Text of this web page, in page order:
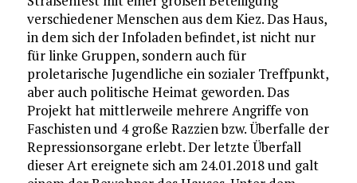
verschiedener Menschen aus dem Kiez. Das Haus,
in dem sich der Infoladen befindet, ist nicht nur
für linke Gruppen, sondern auch für
proletarische Jugendliche ein sozialer Treffpunkt,
aber auch politische Heimat geworden. Das
Projekt hat mittlerweile mehrere Angriffe von
Faschisten und 4 große Razzien bzw. Überfalle der
Repressionsorgane erlebt. Der letzte Überfall
dieser Art ereignete sich am 24.01.2018 und galt